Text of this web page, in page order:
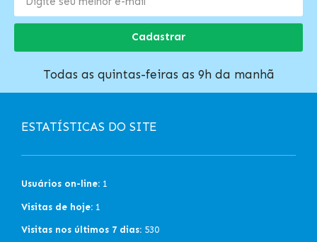
Cadastrar
Todas as quintas-feiras as 9h da manhã
ESTATÍSTICAS DO SITE
Usuários on-line: 1
Visitas de hoje: 1
Visitas nos últimos 7 dias: 530